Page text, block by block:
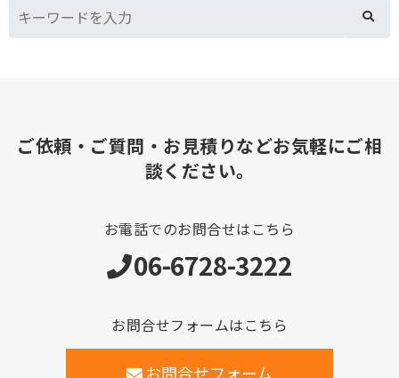
ご依頼・ご質問・お見積りなどお気軽にご相
談ください。
お電話でのお問合せはこちら
06-6728-3222
お問合せフォームはこちら
お問合せフォーム